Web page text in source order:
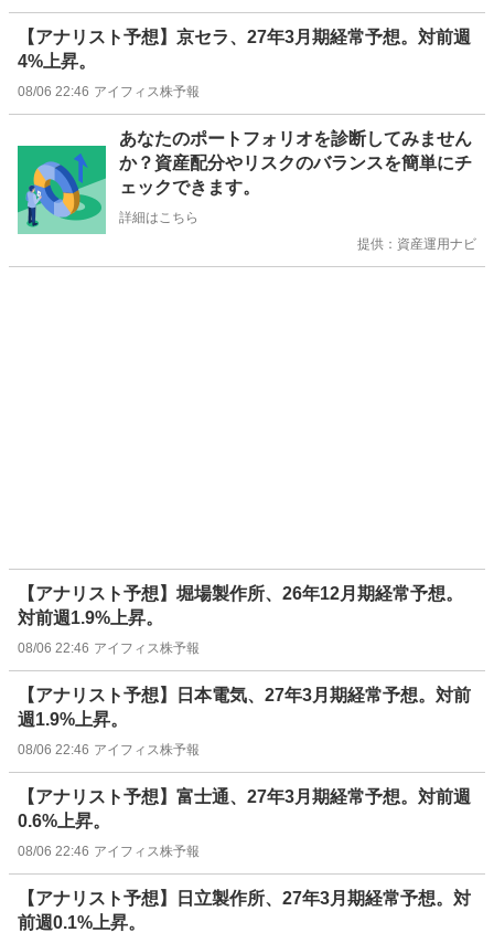
【アナリスト予想】京セラ、27年3月期経常予想。対前週
4%上昇。
08/06 22:46 アイフィス株予報
あなたのポートフォリオを診断してみません
か？資産配分やリスクのバランスを簡単にチ
ェックできます。
詳細はこちら
提供：資産運用ナビ
【アナリスト予想】堀場製作所、26年12月期経常予想。
対前週1.9%上昇。
08/06 22:46 アイフィス株予報
【アナリスト予想】日本電気、27年3月期経常予想。対前
週1.9%上昇。
08/06 22:46 アイフィス株予報
【アナリスト予想】富士通、27年3月期経常予想。対前週
0.6%上昇。
08/06 22:46 アイフィス株予報
【アナリスト予想】日立製作所、27年3月期経常予想。対
前週0.1%上昇。